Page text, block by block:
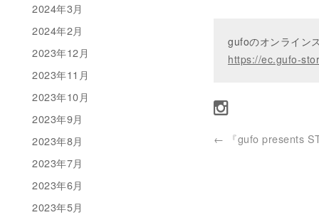
gufoのオンライン
https://ec.gufo-
← 『gufo presents
2024年3月
2024年2月
2023年12月
2023年11月
2023年10月
2023年9月
2023年8月
2023年7月
2023年6月
2023年5月